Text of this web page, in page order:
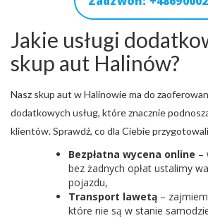
Jakie usługi
skup aut Halinów?
Nasz skup aut w Halinowie ma do
dodatkowych usług, które znacznie
klientów. Sprawdź, co dla Ciebie
Bezpłatna wycena online –
bez żadnych opłat ustalimy
pojazdu,
Transport lawetą –
które nie są w stanie